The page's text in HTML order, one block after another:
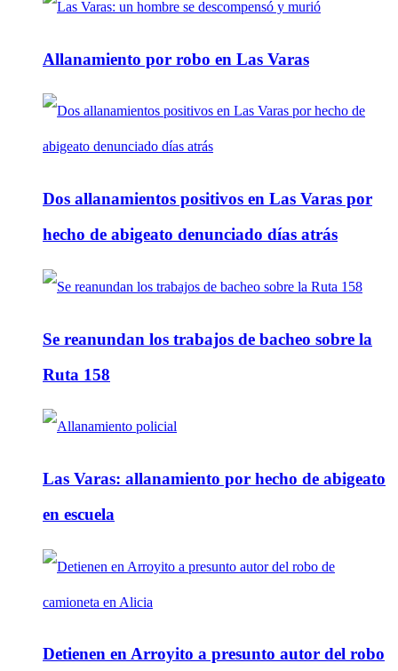
Allanamiento por robo en Las Varas
Dos allanamientos positivos en Las Varas por
hecho de abigeato denunciado días atrás
Se reanundan los trabajos de bacheo sobre la
Ruta 158
Las Varas: allanamiento por hecho de abigeato
en escuela
Detienen en Arroyito a presunto autor del robo